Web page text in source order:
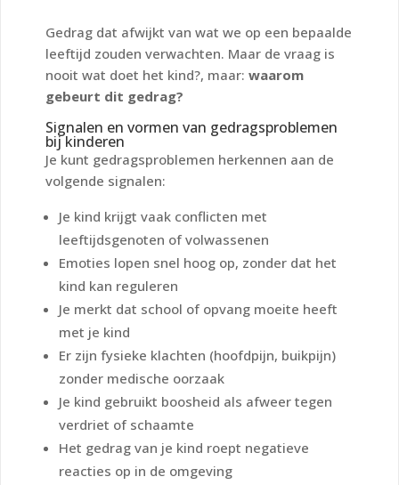
Gedrag dat afwijkt van wat we op een bepaalde
leeftijd zouden verwachten. Maar de vraag is
nooit wat doet het kind?, maar: waarom
gebeurt dit gedrag?
Signalen en vormen van gedragsproblemen
bij kinderen
Je kunt gedragsproblemen herkennen aan de
volgende signalen:
Je kind krijgt vaak conflicten met
leeftijdsgenoten of volwassenen
Emoties lopen snel hoog op, zonder dat het
kind kan reguleren
Je merkt dat school of opvang moeite heeft
met je kind
Er zijn fysieke klachten (hoofdpijn, buikpijn)
zonder medische oorzaak
Je kind gebruikt boosheid als afweer tegen
verdriet of schaamte
Het gedrag van je kind roept negatieve
reacties op in de omgeving